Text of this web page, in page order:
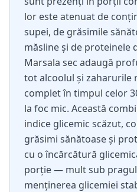
lor este atenuat de
supei, de grăsimile
măsline și de proteinele
Marsala sec adaugă
tot alcoolul și zaharurile
complet în timpul celor
la foc mic. Această
indice glicemic scăzut,
grăsimi sănătoase și
cu o încărcătură
porție — mult sub
menținerea glicemiei